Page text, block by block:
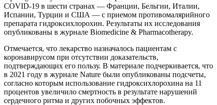
COVID-19 в шести странах — Франции, Бельгии, Италии,
Испании, Турции и США — с приемом противомалярийного
препарата гидроксихлорохин. Результаты их исследования
опубликованы в журнале Biomedicine & Pharmacotherapy.
Отмечается, что лекарство назначалось пациентам с
коронавирусом при отсутствии доказательств,
подтверждающих его пользу. В материале подчеркивается, что
в 2021 году в журнале Nature были опубликованы подсчеты,
согласно которым использование гидроксихлорохина на 11
процентов увеличило смертность в результате нарушений
сердечного ритма и других побочных эффектов.